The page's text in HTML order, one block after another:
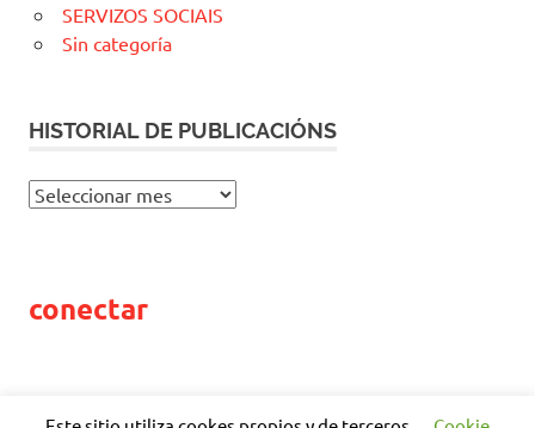
SERVIZOS SOCIAIS
Sin categoría
HISTORIAL DE PUBLICACIÓNS
H
O
conectar